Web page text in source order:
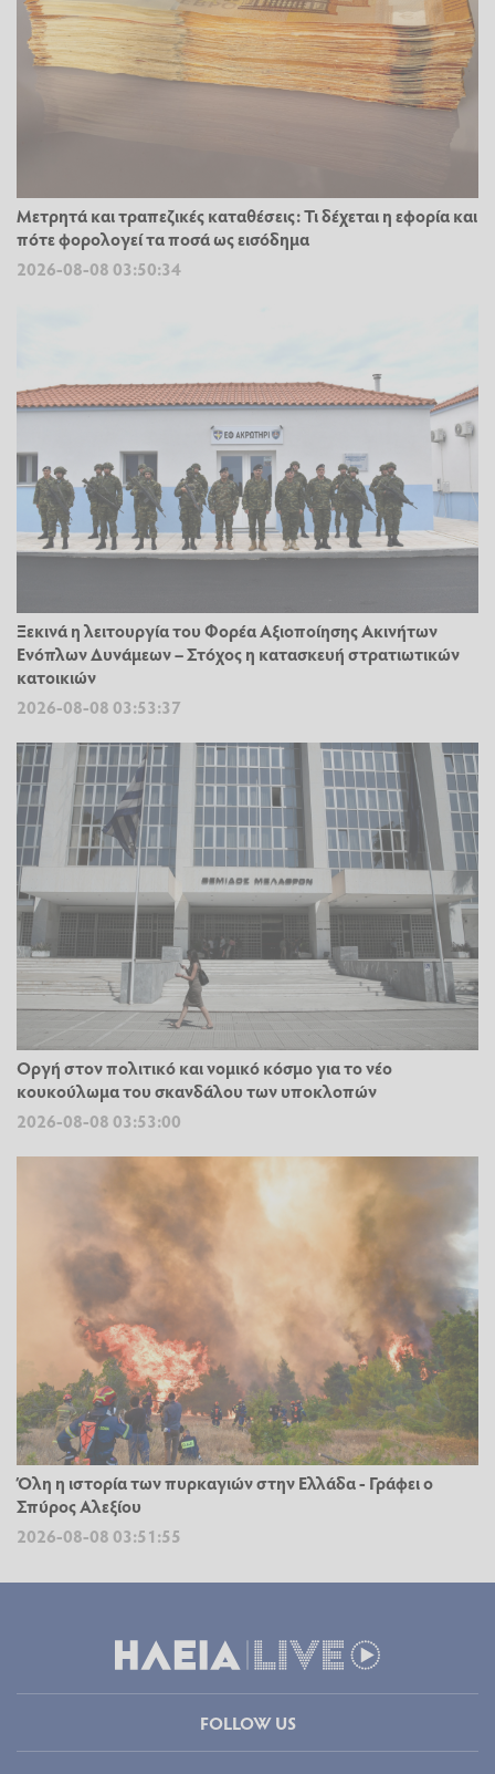
Μετρητά και τραπεζικές καταθέσεις: Τι δέχεται η εφορία και
πότε φορολογεί τα ποσά ως εισόδημα
2026-08-08 03:50:34
Ξεκινά η λειτουργία του Φορέα Αξιοποίησης Ακινήτων
Ενόπλων Δυνάμεων – Στόχος η κατασκευή στρατιωτικών
κατοικιών
2026-08-08 03:53:37
Οργή στον πολιτικό και νομικό κόσμο για το νέο
κουκούλωμα του σκανδάλου των υποκλοπών
2026-08-08 03:53:00
Όλη η ιστορία των πυρκαγιών στην Ελλάδα - Γράφει ο
Σπύρος Αλεξίου
2026-08-08 03:51:55
FOLLOW US